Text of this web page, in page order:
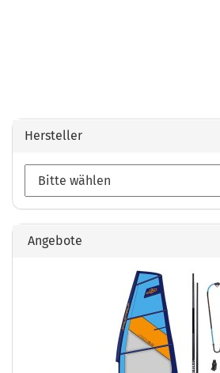
Hersteller
Angebote